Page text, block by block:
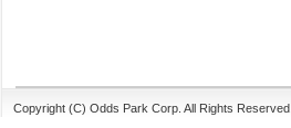
Copyright (C) Odds Park Corp. All Rights Reserved.